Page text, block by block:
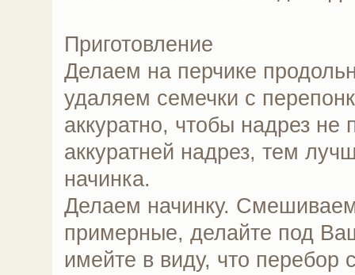
Приготовление
Делаем на перчике
удаляем семечки с
аккуратно, чтобы надрез
аккуратней надрез, тем
начинка.
Делаем начинку.
примерные, делайте под
имейте в виду, что